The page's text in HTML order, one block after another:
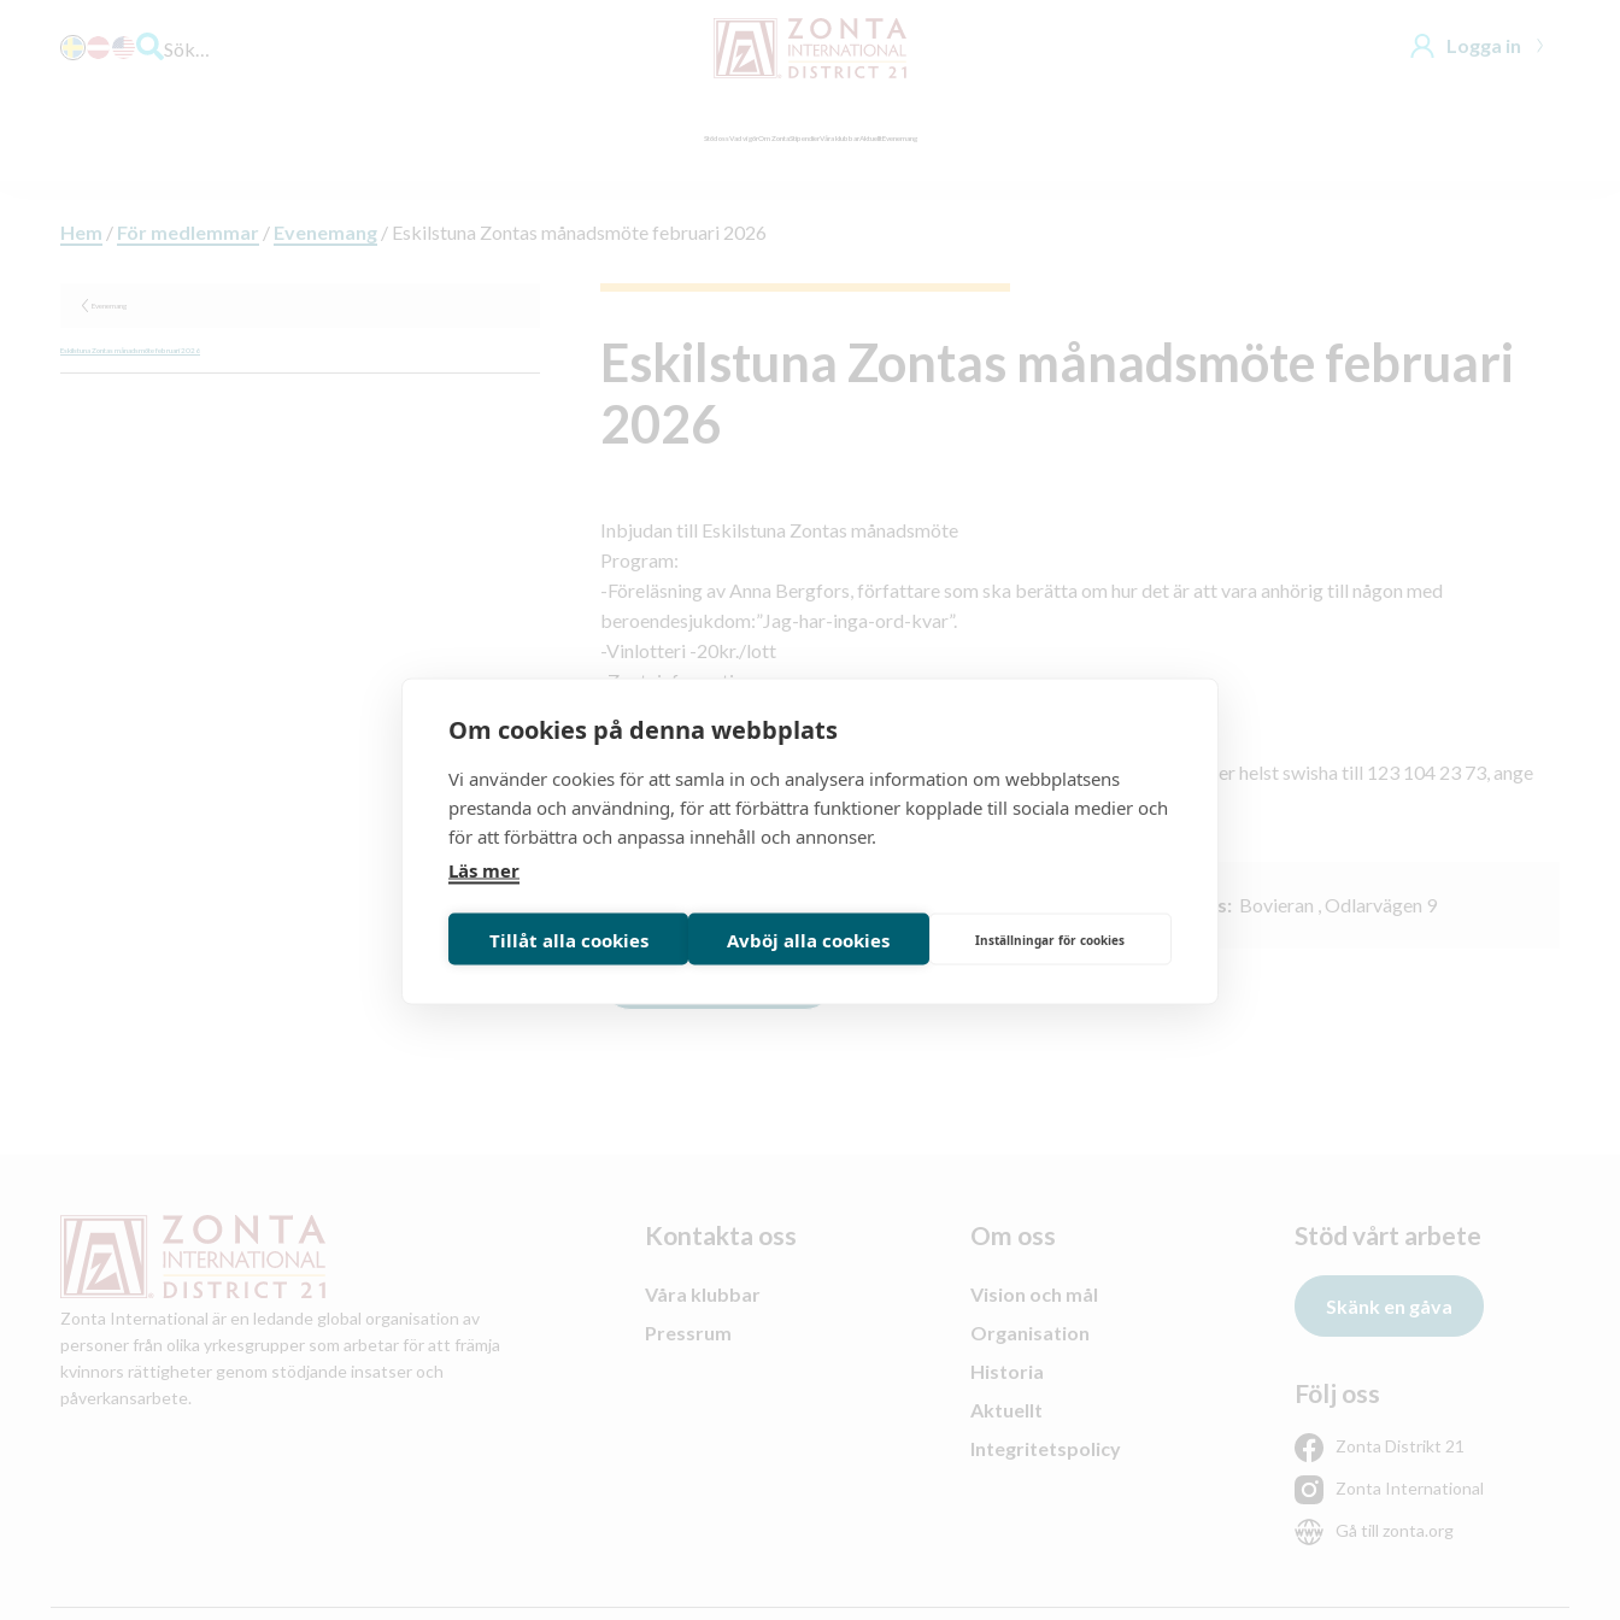
Sök…
Stöd ossVad vi görOm ZontaStipendierVåra klubbarAktuelltEvenemang
Logga in
Hem / För medlemmar / Evenemang / Eskilstuna Zontas månadsmöte februari 2026
Evenemang
Eskilstuna Zontas månadsmöte februari 2026
Eskilstuna Zontas månadsmöte februari
2026
Inbjudan till Eskilstuna Zontas månadsmöte
Program:
-Föreläsning av Anna Bergfors, författare som ska berätta om hur det är att vara anhörig till någon med
beroendesjukdom:”Jag-har-inga-ord-kvar”.
-Vinlotteri -20kr./lott
-Zontainformation
Vi bjuds på soppa, bröd, vatten, kaffe, te och kaka
Vänligen sätt in mötesavgiften 250 kr. i god tid på Zontas BG 5501-0037 eller helst swisha till 123 104 23 73, ange
månadsmöte i meddelandet.
Varmt välkomna!
Plats: Bovieran , Odlarvägen 9
Zonta International är en ledande global organisation av
personer från olika yrkesgrupper som arbetar för att främja
kvinnors rättigheter genom stödjande insatser och
påverkansarbete.
Kontakta oss
Våra klubbar
Pressrum
Om oss
Vision och mål
Organisation
Historia
Aktuellt
Integritetspolicy
Stöd vårt arbete
Skänk en gåva
Följ oss
Zonta Distrikt 21
Zonta International
Gå till zonta.org
Om cookies på denna webbplats
Vi använder cookies för att samla in och analysera information om webbplatsens
prestanda och användning, för att förbättra funktioner kopplade till sociala medier och
för att förbättra och anpassa innehåll och annonser.
Läs mer
Tillåt alla cookies Avböj alla cookies Inställningar för cookies